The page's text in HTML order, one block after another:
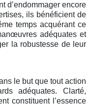
d’endommager encore
ils bénéficient de
temps acquérant ce
adéquates et
la robustesse de leur
le but que tout action
adéquates. Clarté,
constituent l’essence